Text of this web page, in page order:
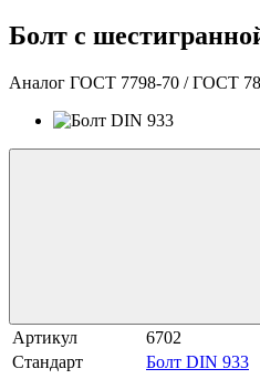
Болт с
Аналог ГОСТ 7798-70 / ГОСТ
Артикул
6702
Стандарт
Болт DIN 933